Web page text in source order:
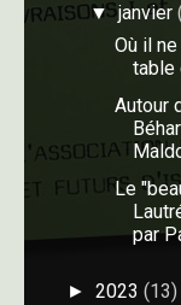
▼janvier
Où il
table
Autour
Le
par
► 2023 (13)